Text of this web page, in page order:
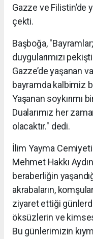
Gazze ve Filistin’de
çekti.
Başboğa,
duygularımızı
Gazze’de yaşanan
bayramda kalbimiz
Yaşanan soykırımı
Dualarımız her
olacaktır." dedi.
İlim Yayma
Mehmet Hakkı
beraberliğin
akrabaların,
ziyaret ettiği
öksüzlerin ve
Bu günlerimizin